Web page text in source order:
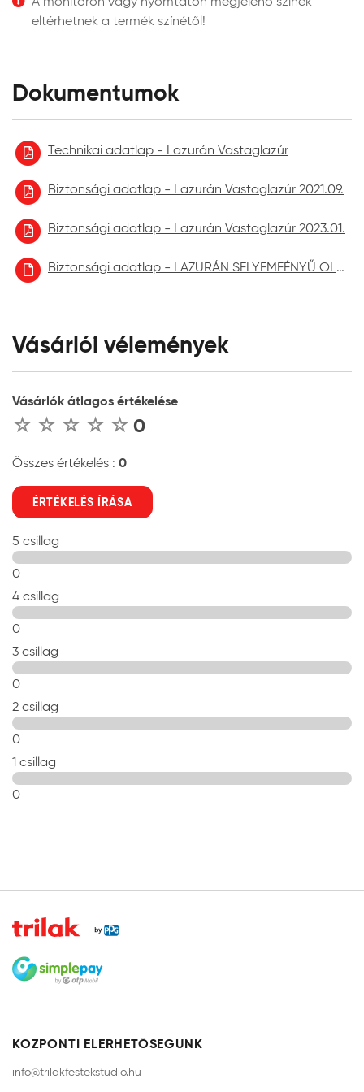
kizárólag beltérre javasoljuk.
Egyes fafajták jelentős mennyiségű csersavat
felületről lefolyó csersavas víz ásványi felületeken
barnás elszíneződéseket okozhatnak, mint pl.
kerítés lábazatokon, vakolt felületeken. Ne
alkalmazzon külső térben magas csersav tartalmú
eltérhetnek a termék színétől!
Dokumentumok
Technikai adatlap - Lazurán Vastaglazúr
Biztonsági adatlap - Lazurán Vastaglazúr 2021.09.
Biztonsági adatlap - Lazurán Vastaglazúr 2023.01.
Biztonsági adatlap - LAZURÁN SELYEMFÉNYŰ OLDÓSZERES VASTAGLAZÚR aktuális
Vásárlói vélemények
Vásárlók átlagos értékelése
0
Összes értékelés : 0
ÉRTÉKELÉS ÍRÁSA
5 csillag
0
4 csillag
0
3 csillag
0
2 csillag
0
1 csillag
0
KÖZPONTI ELÉRHETŐSÉGÜNK
info@trilakfestekstudio.hu